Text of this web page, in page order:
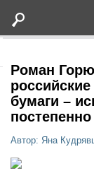
Статьи
Роман
бумаги –
Автор: Яна